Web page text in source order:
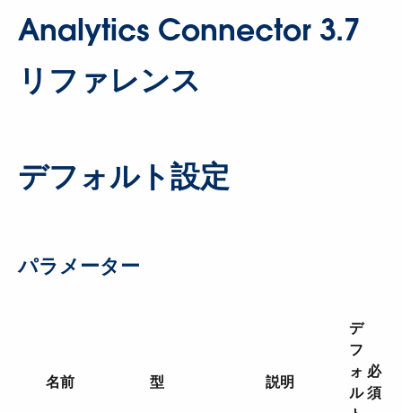
Analytics Connector 3.7
リファレンス
デフォルト設定
パラメーター
名前 型 説明
デ
フ
ォ
ル
必
須